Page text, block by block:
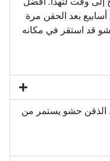
النتائج عموما واضح في حدود 1 إلى 2 أسابيع بعد الحقن مرة
قد استقر في مكانه
الذقن حشو يستمر من